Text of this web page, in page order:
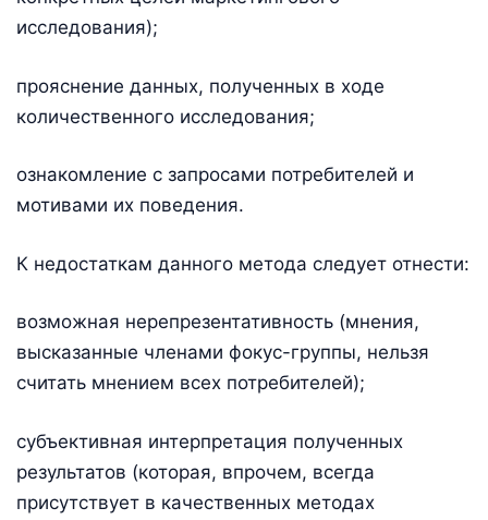
исследования);
прояснение данных, полученных в ходе
количественного исследования;
ознакомление с запросами потребителей и
мотивами их поведения.
К недостаткам данного метода следует отнести:
возможная нерепрезентативность (мнения,
высказанные членами фокус-группы, нельзя
считать мнением всех потребителей);
субъективная интерпретация полученных
результатов (которая, впрочем, всегда
присутствует в качественных методах